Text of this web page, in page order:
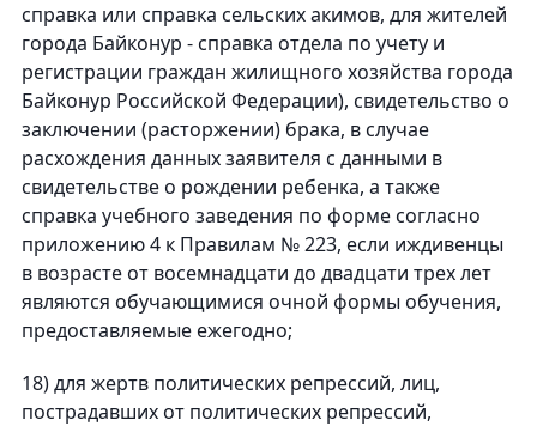
справка или справка сельских акимов, для жителей
города Байконур - справка отдела по учету и
регистрации граждан жилищного хозяйства города
Байконур Российской Федерации), свидетельство о
заключении (расторжении) брака, в случае
расхождения данных заявителя с данными в
свидетельстве о рождении ребенка, а также
справка учебного заведения по форме согласно
приложению 4 к Правилам № 223, если иждивенцы
в возрасте от восемнадцати до двадцати трех лет
являются обучающимися очной формы обучения,
предоставляемые ежегодно;
18) для жертв политических репрессий, лиц,
пострадавших от политических репрессий,